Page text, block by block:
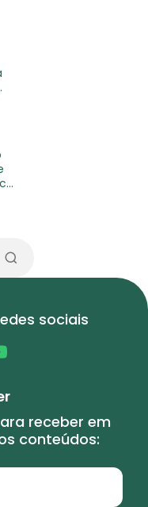
sociais
receber em
conteúdos: